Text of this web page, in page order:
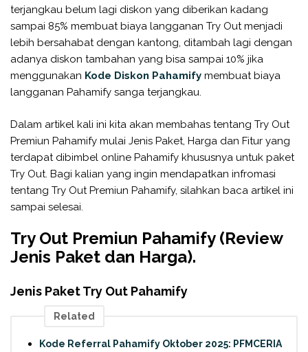
terjangkau belum lagi diskon yang diberikan kadang
sampai 85% membuat biaya langganan Try Out menjadi
lebih bersahabat dengan kantong, ditambah lagi dengan
adanya diskon tambahan yang bisa sampai 10% jika
menggunakan Kode Diskon Pahamify membuat biaya
langganan Pahamify sanga terjangkau.
Dalam artikel kali ini kita akan membahas tentang Try Out
Premiun Pahamify mulai Jenis Paket, Harga dan Fitur yang
terdapat dibimbel online Pahamify khususnya untuk paket
Try Out. Bagi kalian yang ingin mendapatkan infromasi
tentang Try Out Premiun Pahamify, silahkan baca artikel ini
sampai selesai.
Try Out Premiun Pahamify (Review
Jenis Paket dan Harga).
Jenis Paket Try Out Pahamify
Related
Kode Referral Pahamify Oktober 2025: PFMCERIA